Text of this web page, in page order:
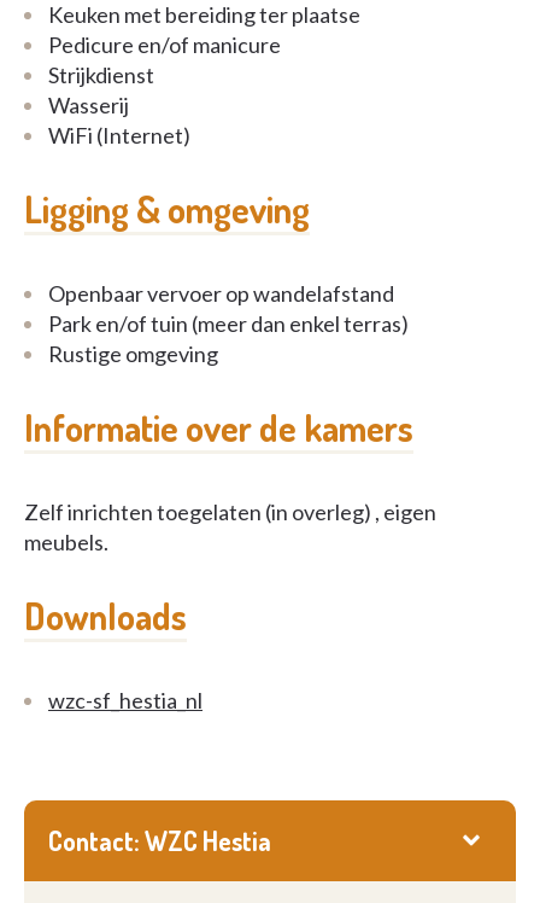
Keuken met bereiding ter plaatse
Pedicure en/of manicure
Strijkdienst
Wasserij
WiFi (Internet)
Ligging & omgeving
Openbaar vervoer op wandelafstand
Park en/of tuin (meer dan enkel terras)
Rustige omgeving
Informatie over de kamers
Zelf inrichten toegelaten (in overleg) , eigen
meubels.
Downloads
wzc-sf_hestia_nl
Contact: WZC Hestia